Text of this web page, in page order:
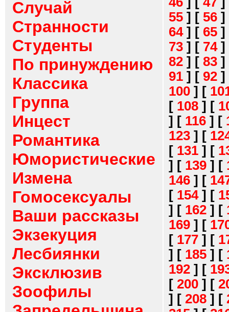
Случай
Странности
Студенты
По принуждению
Классика
Группа
Инцест
Романтика
Юмористические
Измена
Гомосексуалы
Ваши рассказы
Экзекуция
Лесбиянки
Эксклюзив
Зоофилы
55 ] [ 56 ]
64] [ 65 ]
73 ] [ 74]
82 ] [ 83 ]
91 ] [ 92 ]
100 ] [
[ 108 ] [
] [ 116 ] [
123 ] [
[ 131 ] [
] [ 139 ] [
146 ] [
[ 154] [
] [ 162 ] [
169 ] [
[ 177 ] [
] [ 185 ] [
192 ] [
[ 200 ] [
] [ 208 ] [